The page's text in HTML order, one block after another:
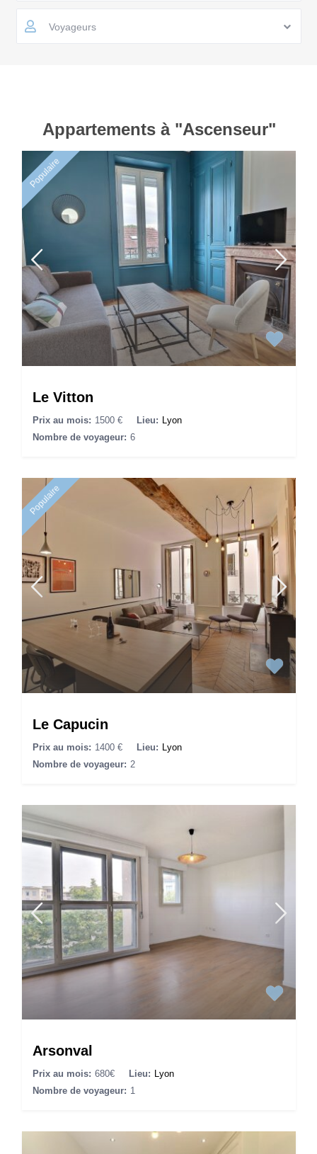
Voyageurs
Appartements à "Ascenseur"
Populaire
Le Vitton
Prix au mois: 1500 € Lieu:
Lyon
Nombre de voyageur: 6
Populaire
Le Capucin
Prix au mois: 1400 € Lieu: Lyon
Nombre de voyageur: 2
Arsonval
Prix au mois: 680€ Lieu: Lyon
Nombre de voyageur: 1